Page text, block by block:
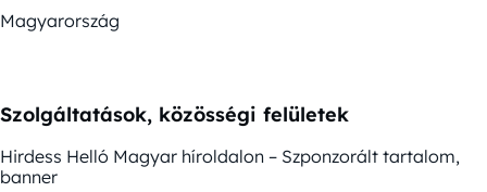
Magyarország
Szolgáltatások, közösségi felületek
Hirdess Helló Magyar híroldalon – Szponzorált tartalom,
banner